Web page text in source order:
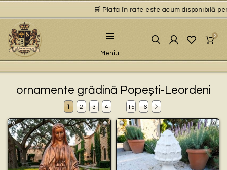
🛒 Plata în rate este acum disponibilă
Meniu
0
ornamente grădină Popești-Leordeni
1 2 3 4 15 16